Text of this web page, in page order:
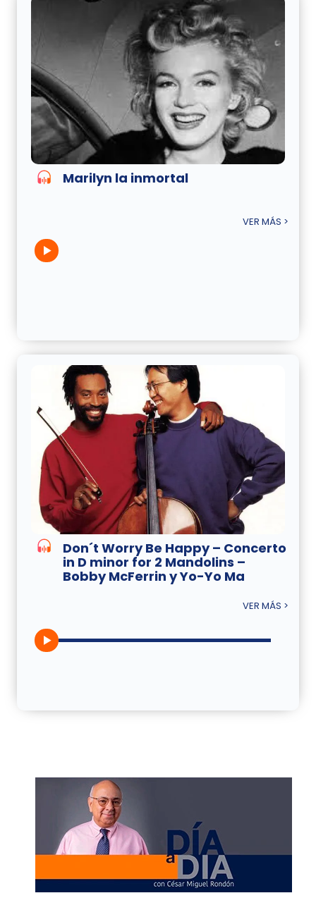
Marilyn la inmortal
VER MÁS >
Don´t Worry Be Happy – Concerto
in D minor for 2 Mandolins –
Bobby McFerrin y Yo-Yo Ma
VER MÁS >